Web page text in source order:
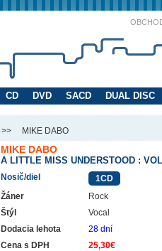
CD DVD SACD DUAL DISC
>> MIKE DABO
MIKE DABO
A LITTLE MISS UNDERSTOOD :
Nosič/diel
1CD
Žáner
Rock
Štýl
Vocal
Dodacia lehota
28 dní
Cena s DPH
25,30€